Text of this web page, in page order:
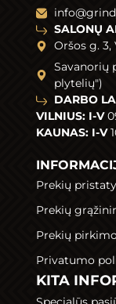
SALONŲ
Oršos g. 3,
Savanorių
plytelių")
DARBO
VILNIUS: I-V
KAUNAS: I-V
Prekių
Prekių
Prekių
Privatumo
KITA